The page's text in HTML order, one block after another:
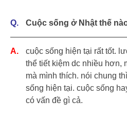
Cuộc sống ở Nhật thế
cuộc sống hiện tại rất tốt.
thể tiết kiệm dc nhiều hơn,
mà mình thích. nói chung
sống hiện tại. cuộc sống
có vấn đề gì cả.